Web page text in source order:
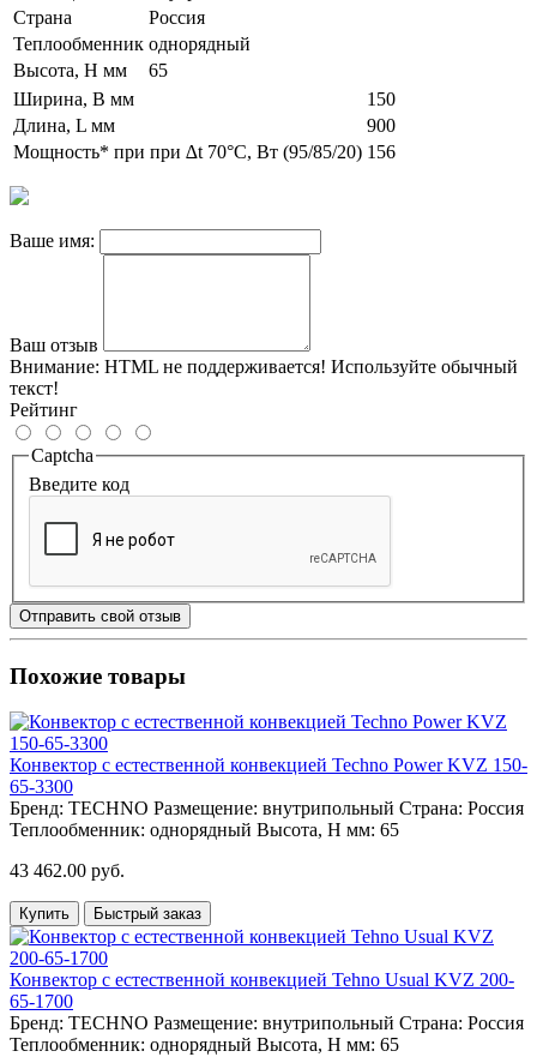
Страна
Россия
Теплообменник однорядный
Высота, H мм
65
Ширина, B мм
150
Длина, L мм
900
Мощность* при при ∆t 70°C, Вт (95/85/20) 156
Ваше имя:
Ваш отзыв
Внимание: HTML не поддерживается! Используйте обычный
текст!
Рейтинг
Captcha
Введите код
Отправить свой отзыв
Похожие товары
Конвектор с естественной конвекцией Teсhno Power KVZ 150-
65-3300
Бренд: TECHNO Размещение: внутрипольный Страна: Россия
Теплообменник: однорядный Высота, H мм: 65
43 462.00 руб.
Купить Быстрый заказ
Конвектор с естественной конвекцией Tehno Usual KVZ 200-
65-1700
Бренд: TECHNO Размещение: внутрипольный Страна: Россия
Теплообменник: однорядный Высота, H мм: 65